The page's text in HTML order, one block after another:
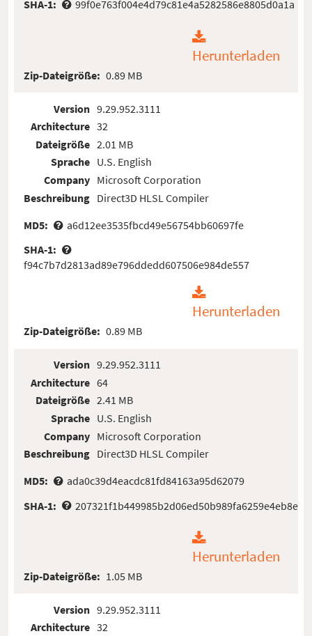
SHA-1: 99f0e763f004e4d79c81e4a5282586e8805d0a1a
Herunterladen
Zip-Dateigröße: 0.89 MB
Version
Architecture
Dateigröße
Sprache
Company
Beschreibung
9.29.952.3111
32
2.01 MB
U.S. English
Microsoft Corporation
Direct3D HLSL Compiler
MD5:
a6d12ee3535fbcd49e56754bb60697fe
SHA-1:
f94c7b7d2813ad89e796ddedd607506e984de557
Herunterladen
Zip-Dateigröße: 0.89 MB
Version
Architecture
Dateigröße
Sprache
Company
Beschreibung
9.29.952.3111
64
2.41 MB
U.S. English
Microsoft Corporation
Direct3D HLSL Compiler
MD5:
ada0c39d4eacdc81fd84163a95d62079
SHA-1:
207321f1b449985b2d06ed50b989fa6259e4eb8e
Herunterladen
Zip-Dateigröße: 1.05 MB
Version
Architecture
9.29.952.3111
32